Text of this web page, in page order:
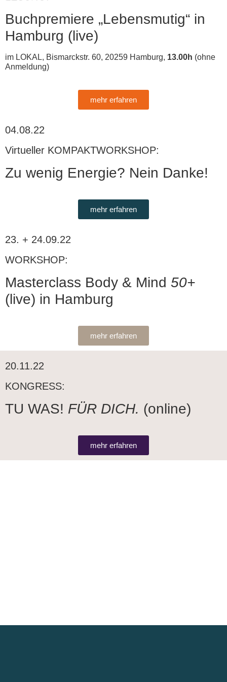
Buchpremiere „Lebensmutig“ in
Hamburg (live)
im LOKAL, Bismarckstr. 60, 20259 Hamburg, 13.00h (ohne
Anmeldung)
mehr erfahren
04.08.22
Virtueller KOMPAKTWORKSHOP:
Zu wenig Energie? Nein Danke!
mehr erfahren
23. + 24.09.22
WORKSHOP:
Masterclass Body & Mind 50+
(live) in Hamburg
mehr erfahren
20.11.22
KONGRESS:
TU WAS! FÜR DICH. (online)
mehr erfahren